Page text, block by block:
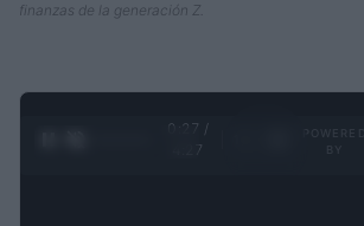
finanzas de la generación Z.
0:28 /
4:27